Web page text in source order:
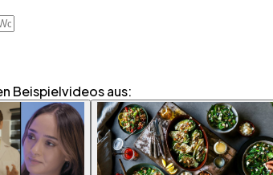
Beispielvideos aus: